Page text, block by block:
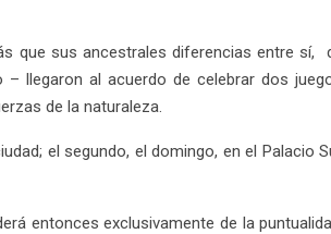
que sus ancestrales diferencias entre sí,
llegaron al acuerdo de celebrar dos
de la naturaleza.
el segundo, el domingo, en el Palacio
entonces exclusivamente de la